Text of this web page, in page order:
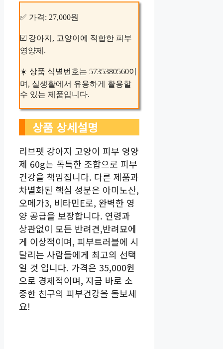
✅ 가격: 27,000원
☑️ 강아지, 고양이에 적합한 피부
영양제.
☀️ 상품 식별번호는 5735380560이
며, 실생활에서 유용하게 활용할
수 있는 제품입니다.
상품 상세설명
리브펫 강아지 고양이 피부 영양
제 60g는 독특한 조합으로 피부
건강을 책임집니다. 다른 제품과
차별화된 핵심 성분은 아미노산,
오메가3, 비타민E로, 완벽한 영
양 공급을 보장합니다. 연령과
상관없이 모든 반려견,반려묘에
게 이상적이며, 피부트러블에 시
달리는 사람들에게 최고의 선택
일 것 입니다. 가격은 35,000원
으로 경제적이며, 지금 바로 소
중한 친구의 피부건강을 돌보세
요!